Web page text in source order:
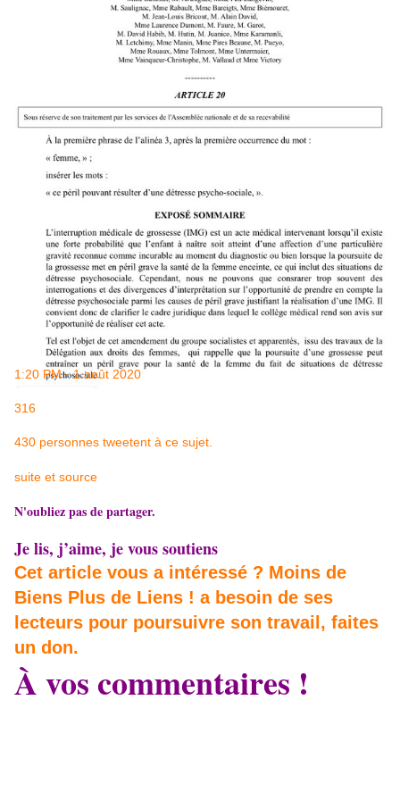
1:20 PM · 1 août 2020
316
430 personnes tweetent à ce sujet.
suite et source
N'oubliez pas de partager.
Je lis, j’aime, je vous soutiens
Cet article vous a intéressé ? Moins de
Biens Plus de Liens ! a besoin de ses
lecteurs pour poursuivre son travail, faites
un don.
À vos commentaires !